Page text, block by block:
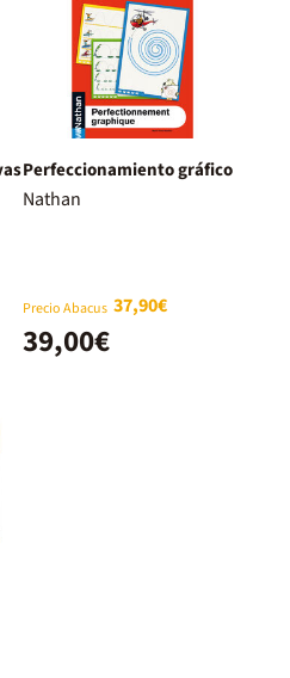
Perfeccionamiento gráfico
Nathan
Precio Abacus 37,90€
39,00€